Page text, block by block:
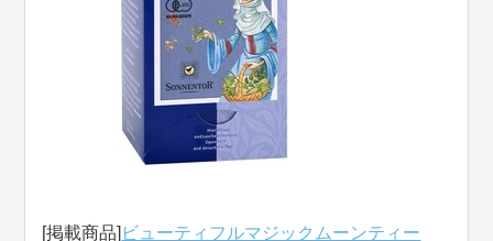
[掲載商品] ビューティフルマジックムーンティー